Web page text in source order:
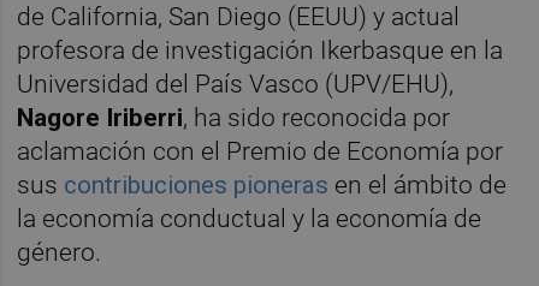
de California, San Diego (EEUU) y actual
profesora de investigación Ikerbasque en la
Universidad del País Vasco (UPV/EHU),
Nagore Iriberri, ha sido reconocida por
aclamación con el Premio de Economía por
sus contribuciones pioneras en el ámbito de
la economía conductual y la economía de
género.